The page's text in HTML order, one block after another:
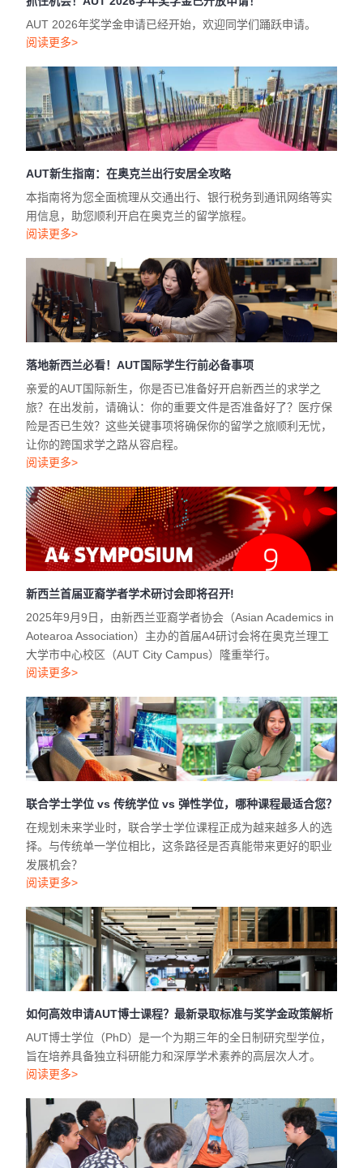
AUT新生指南：在奥克兰出行安居全攻略
本指南将为您全面梳理从交通出行、银行税务到通讯网络等实
用信息，助您顺利开启在奥克兰的留学旅程。
阅读更多>
落地新西兰必看！AUT国际学生行前必备事项
亲爱的AUT国际新生，你是否已准备好开启新西兰的求学之
旅？在出发前，请确认：你的重要文件是否准备好了？医疗保
险是否已生效？这些关键事项将确保你的留学之旅顺利无忧，
让你的跨国求学之路从容启程。
阅读更多>
新西兰首届亚裔学者学术研讨会即将召开!
2025年9月9日，由新西兰亚裔学者协会（Asian Academics in
Aotearoa Association）主办的首届A4研讨会将在奥克兰理工
大学市中心校区（AUT City Campus）隆重举行。
阅读更多>
联合学士学位 vs 传统学位 vs 弹性学位，哪种课程最适合您？
在规划未来学业时，联合学士学位课程正成为越来越多人的选
择。与传统单一学位相比，这条路径是否真能带来更好的职业
发展机会？
阅读更多>
如何高效申请AUT博士课程？最新录取标准与奖学金政策解析
AUT博士学位（PhD）是一个为期三年的全日制研究型学位，
旨在培养具备独立科研能力和深厚学术素养的高层次人才。
阅读更多>
高考后的人生新航向：奥克兰理工大学高考成绩直录！各省市
分数线一览！
在这个梦想起航的季节，奥克兰理工大学（AUT）向中国优秀
学子敞开怀抱——以高考一本线成绩直通新西兰顶尖学府，开